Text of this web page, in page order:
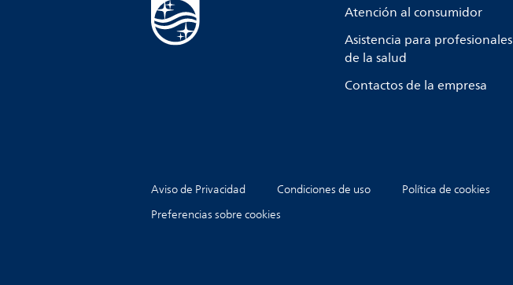
Atención al consumidor
Asistencia para profesionales
de la salud
Contactos de la empresa
Aviso de Privacidad Condiciones de uso
Política de cookies
Preferencias sobre cookies